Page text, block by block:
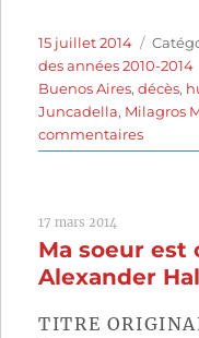
Publié
le
15 juillet 2014
des années 2010-2014
Buenos Aires,décès,
Juncadella, Milagros
commentairessur
Trois
17 mars 2014
Ma soeur est
Alexander
TITRE